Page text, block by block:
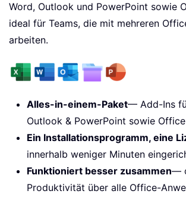
Word, Outlook und PowerPoint sowie
ideal für Teams, die mit mehreren
arbeiten.
Alles-in-einem-Paket— Add-Ins
Outlook & PowerPoint sowie
Ein Installationsprogramm, eine
innerhalb weniger Minuten
Funktioniert besser zusammen—
Produktivität über alle Office-